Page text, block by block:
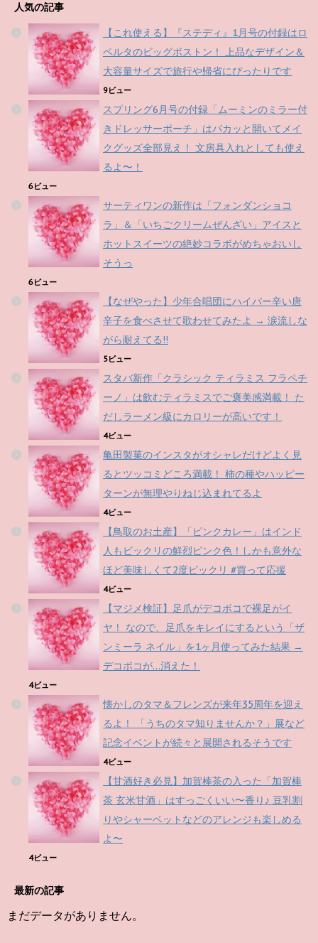
人気の記事
【これ使える】『ステディ』1月号の付録はロ
ベルタのビッグボストン！ 上品なデザイン＆
大容量サイズで旅行や帰省にぴったりです
9ビュー
スプリング6月号の付録「ムーミンのミラー付
きドレッサーポーチ」はパカッと開いてメイ
クグッズ全部見え！ 文房具入れとしても使え
るよ〜！
6ビュー
サーティワンの新作は「フォンダンショコ
ラ」＆「いちごクリームぜんざい」アイスと
ホットスイーツの絶妙コラボがめちゃおいし
そうっ
6ビュー
【なぜやった】少年合唱団にハイパー辛い唐
辛子を食べさせて歌わせてみたよ → 涙流しな
がら耐えてる!!
5ビュー
スタバ新作「クラシック ティラミス フラペチ
ーノ」は飲むティラミスでご褒美感満載！ た
だしラーメン級にカロリーが高いです！
4ビュー
亀田製菓のインスタがオシャレだけどよく見
るとツッコミどころ満載！ 柿の種やハッピー
ターンが無理やりねじ込まれてるよ
4ビュー
【鳥取のお土産】「ピンクカレー」はインド
人もビックリの鮮烈ピンク色！しかも意外な
ほど美味しくて2度ビックリ #買って応援
4ビュー
【マジメ検証】足爪がデコボコで裸足がイ
ヤ！ なので、足爪をキレイにするという「ザ
ンミーラ ネイル」を1ヶ月使ってみた結果 →
デコボコが…消えた！
4ビュー
懐かしのタマ＆フレンズが来年35周年を迎え
るよ！ 「うちのタマ知りませんか？」展など
記念イベントが続々と展開されるそうです
4ビュー
【甘酒好き必見】加賀棒茶の入った「加賀棒
茶 玄米甘酒」はすっごくいい〜香り♪ 豆乳割
りやシャーベットなどのアレンジも楽しめる
よ〜
4ビュー
最新の記事
まだデータがありません。